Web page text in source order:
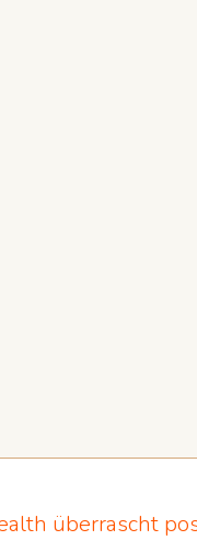
überrascht